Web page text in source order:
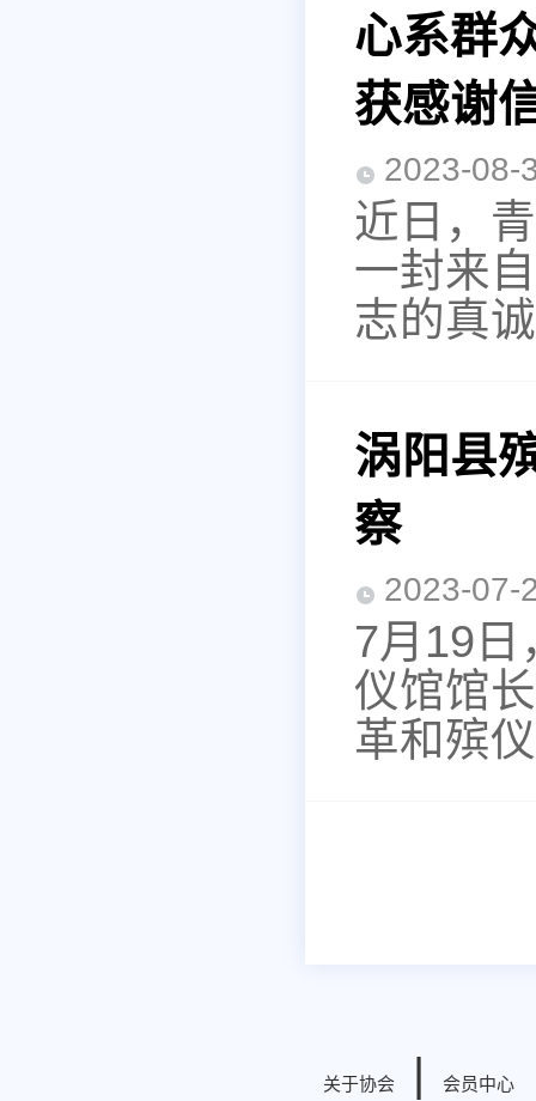
心系群
获感谢
2023-
近日，
一封来
志的真
涡阳县
察
2023-
7月19日
仪馆馆
革和殡
关于协会 | 会员中心